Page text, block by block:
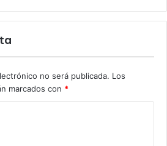
no será publicada. Los
marcados con *